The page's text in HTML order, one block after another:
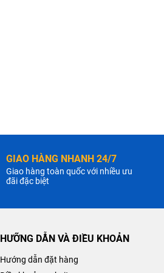
GIAO HÀNG NHANH 24/7
Giao hàng toàn quốc với nhiều ưu
đãi đặc biệt
HƯỠNG DẪN VÀ ĐIỀU KHOẢN
Hướng dẫn đặt hàng